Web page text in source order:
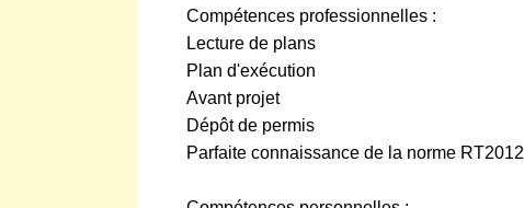
Compétences professionnelles :
Lecture de plans
Plan d'exécution
Avant projet
Dépôt de permis
Parfaite connaissance de la norme RT2012